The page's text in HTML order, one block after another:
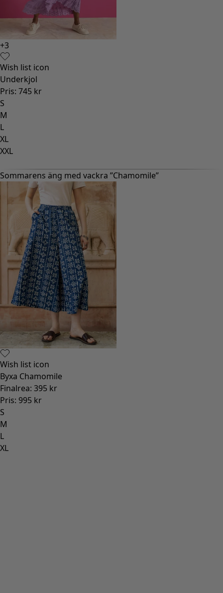
+3
Wish list icon
Underkjol
Pris: 745 kr
S
M
L
XL
XXL
Sommarens äng med vackra ”Chamomile”
Wish list icon
Byxa Chamomile
Finalrea: 395 kr
Pris: 995 kr
S
M
L
XL